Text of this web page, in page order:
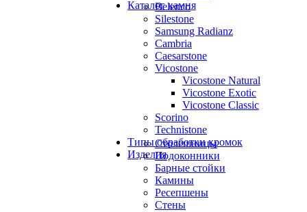
Каталог камня
Belenco
Silestone
Samsung Radianz
Сambria
Сaesarstone
Vicostone
Vicostone Natural
Vicostone Exotic
Vicostone Classic
Scorino
Technistone
Типы обработки кромок
Изделия
Столешницы
Подоконники
Барные стойки
Камины
Ресепшены
Стены